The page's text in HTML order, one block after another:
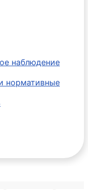
наблюдение
нормативные